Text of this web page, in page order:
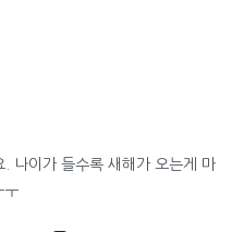
. 나이가 들수록 새해가 오는게 마
ㅜ